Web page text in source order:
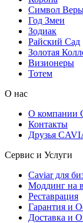
Символ
Год Змеи
Зодиак
Райский Сад
Золотая
Визионеры
Тотем
О нас
О компании
Контакты
Друзья
Сервис и Услуги
Caviar для
Моддинг на
Реставрация
Гарантия и
Доставка и